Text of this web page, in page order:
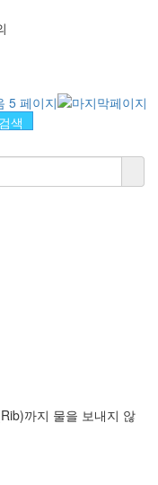
까지 물을 보내지 않